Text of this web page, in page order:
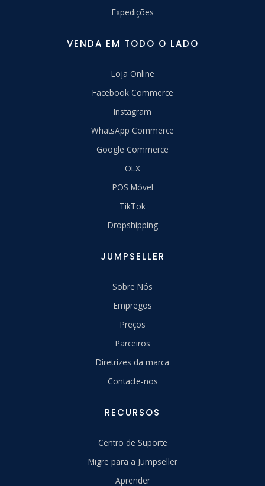
Expedições
VENDA EM TODO O LADO
Loja Online
Facebook Commerce
Instagram
WhatsApp Commerce
Google Commerce
OLX
POS Móvel
TikTok
Dropshipping
JUMPSELLER
Sobre Nós
Empregos
Preços
Parceiros
Diretrizes da marca
Contacte-nos
RECURSOS
Centro de Suporte
Migre para a Jumpseller
Aprender